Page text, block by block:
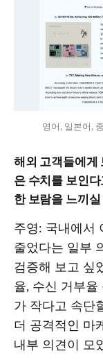
영어, 일본어,
해외 고객들에게
은 수치를 보인
한 보람을 느끼실
주영: 국내에서
줄었다는 일부
검증해 보고 싶
율, 수신 거부
가 작다고 속단
더 공격적인 마
내부 의견이 모